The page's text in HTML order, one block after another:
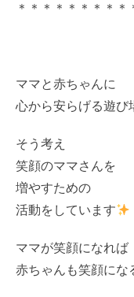
＊＊＊＊＊＊＊＊＊
ママと赤ちゃんに
心から安らげる遊び
そう考え
笑顔のママさんを
増やすための
活動をしています
ママが笑顔になれば
赤ちゃんも笑顔にな